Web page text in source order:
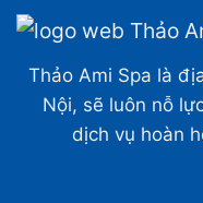
Thảo Ami Spa là
Nội, sẽ luôn nỗ
dịch vụ hoàn